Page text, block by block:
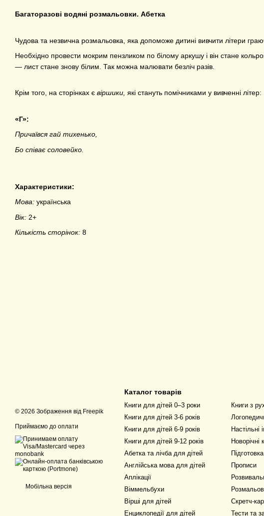
Багаторазові водяні розмальовки. Абетка
Чудова та незвична розмальовка, яка допоможе дитині вивчити літери
Необхідно провести мокрим пензликом по білому аркушу і він стане
— лист стане знову білим. Так можна малювати безліч разів.
Крім того, на сторінках є віршики, які стануть помічниками у вивченні літер:
«Г»:
Причаївся гай тихенько,
Бо співає соловейко.
Характеристики:
Мова: українська
Вік: 2+
Кількість сторінок: 8
© 2026 Зображення від Freepik
Приймаємо до оплати
Мобільна версія
Каталог товарів
Книги для дітей 0–3 роки
Книги для дітей 3-6 років
Книги для дітей 6-9 років
Книги для дітей 9-12 років
Абетка та лічба для дітей
Англійська мова для дітей
Аплікації
Віммельбухи
Вірші для дітей
Енциклопедії для дітей
Книги з
Настільні
Новорічні
Прописи
Скретч-
Тести та